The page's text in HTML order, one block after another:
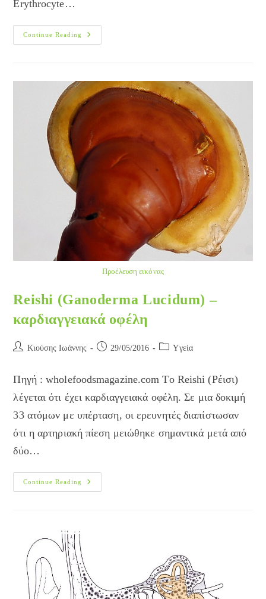
Erythrocyte…
Continue Reading
Ταχύτητα
Καθιζήσεως
Προέλευση εικόνας
Reishi (Ganoderma Lucidum) –
καρδιαγγειακά οφέλη
Post Κιούσης Ιωάννης
Post 29/05/2016
PostYγεία
Πηγή : wholefoodsmagazine.com Tο Reishi (Ρέισι)
λέγεται ότι έχει καρδιαγγειακά οφέλη. Σε μια δοκιμή
33 ατόμων με υπέρταση, οι ερευνητές διαπίστωσαν
ότι η αρτηριακή πίεση μειώθηκε σημαντικά μετά από
δύο…
Continue Reading
Reishi
(Ganoderma